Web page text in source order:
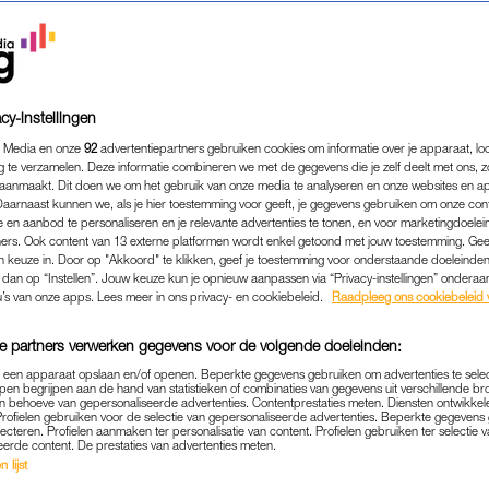
MEET ZICHZELF EEN
GEBIT AAN VOOR
EURO
ENTERTAINMENT|MOET JE EVEN ZIEN
18-01-2024 | STERRE REKERS
, (de ex van Kim K) heeft een titanium structuur aan
instellingen
en onze 92 advertentiepartners gebruiken cookies om informatie over je apparaat,
te verzamelen. Deze informatie combineren we met de gegevens die je zelf deelt met ons,
Dit doen we om het gebruik van onze media te analyseren en onze websites en
kunnen we, als je hier toestemming voor geeft, je gegevens gebruiken om onze
en aanbod te personaliseren en je relevante advertenties te tonen, en voor
Ook content van 13 externe platformen wordt enkel getoond met jouw toestemming.
keuze in. Door op "Akkoord" te klikken, geef je toestemming voor onderstaande
op “Instellen”. Jouw keuze kun je opnieuw aanpassen via “Privacy-instellingen”
van onze apps. Lees meer in ons privacy- en cookiebeleid.
Raadpleeg ons cookiebeleid
partners verwerken gegevens voor de volgende doeleinden:
apparaat opslaan en/of openen. Beperkte gegevens gebruiken om advertenties te
begrijpen aan de hand van statistieken of combinaties van gegevens uit verschillende
behoeve van gepersonaliseerde advertenties. Contentprestaties meten. Diensten
gebruiken voor de selectie van gepersonaliseerde advertenties. Beperkte
Profielen aanmaken ter personalisatie van content. Profielen gebruiken ter selectie
content. De prestaties van advertenties meten.
lijst